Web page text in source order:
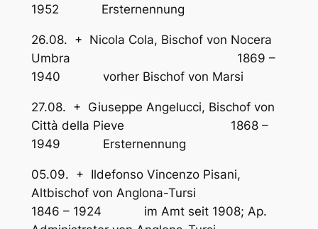
1952 Ersternennung
26.08. + Nicola Cola, Bischof von Nocera
Umbra 1869 –
1940 vorher Bischof von Marsi
27.08. + Giuseppe Angelucci, Bischof von
Città della Pieve 1868 –
1949 Ersternennung
05.09. + Ildefonso Vincenzo Pisani,
Altbischof von Anglona-Tursi
1846 – 1924 im Amt seit 1908; Ap.